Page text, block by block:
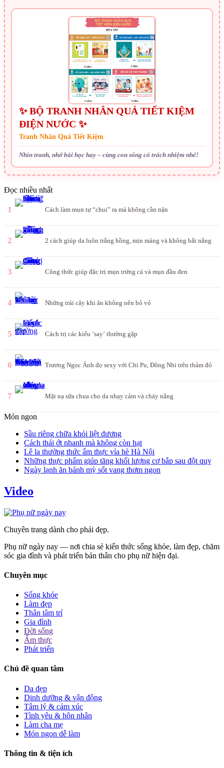
✨ BỘ TRANH NHÂN QUẢ TIẾT KIỆM
ĐIỆN NƯỚC ✨
Tranh Nhân Quả Tiết Kiệm
Nhìn tranh, nhớ bài học hay – cùng con sống có trách nhiệm nhé!
Đọc nhiều nhất
1 Cách làm mụn tự “chui” ra mà không cần nặn
2 2 cách giúp da luôn trắng hồng, mịn màng và không bắt nắng
3 Công thức giúp đặc trị mụn trứng cá và mụn đầu đen
4 Những trái cây khi ăn không nên bỏ vỏ
5 Cách trị các kiểu ‘say’ thường gặp
6 Trương Ngọc Ánh đọ sexy với Chi Pu, Đông Nhi trên thảm đỏ
7 Mặt nạ sữa chua cho da nhạy cảm và cháy nắng
Món ngon
Sầu riêng chữa khỏi liệt dương
Cách thái ớt nhanh mà không còn hạt
Lê la thưởng thức ẩm thực vỉa hè Hà Nội
Những thực phẩm giúp tăng khối lượng cơ bắp sau đột quỵ
Ngày lạnh ăn bánh mỳ sốt vang thơm ngon
Video
Chuyên trang dành cho phái đẹp.
Phụ nữ ngày nay — nơi chia sẻ kiến thức sống khỏe, làm đẹp, chăm
sóc gia đình và phát triển bản thân cho phụ nữ hiện đại.
Chuyên mục
Sống khỏe
Làm đẹp
Thân tâm trí
Gia đình
Đời sống
Ẩm thực
Phát triển
Chủ đề quan tâm
Da đẹp
Dinh dưỡng & vận động
Tâm lý & cảm xúc
Tình yêu & hôn nhân
Làm cha mẹ
Món ngon dễ làm
Thông tin & tiện ích